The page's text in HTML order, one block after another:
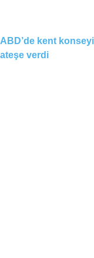
ABD’de kent
ateşe verdi